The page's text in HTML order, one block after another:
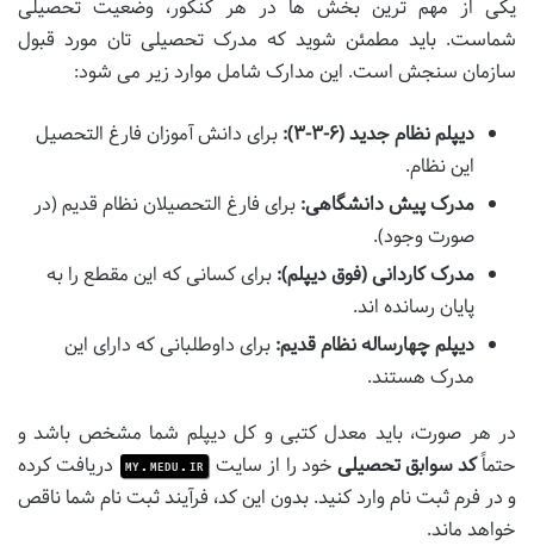
یکی از مهم ترین بخش ها در هر کنکور، وضعیت تحصیلی
شماست. باید مطمئن شوید که مدرک تحصیلی تان مورد قبول
سازمان سنجش است. این مدارک شامل موارد زیر می شود:
دیپلم نظام جدید (۶-۳-۳):
برای دانش آموزان فارغ التحصیل
این نظام.
مدرک پیش دانشگاهی: برای فارغ التحصیلان نظام قدیم (در
صورت وجود).
مدرک کاردانی (فوق دیپلم): برای کسانی که این مقطع را به
پایان رسانده اند.
دیپلم چهارساله نظام قدیم: برای داوطلبانی که دارای این
مدرک هستند.
در هر صورت، باید معدل کتبی و کل دیپلم شما مشخص باشد و
حتماًکد سوابق تحصیلی خود را از سایت my.medu.ir
دریافت کرده
و در فرم ثبت نام وارد کنید. بدون این کد، فرآیند ثبت نام شما ناقص
خواهد ماند.